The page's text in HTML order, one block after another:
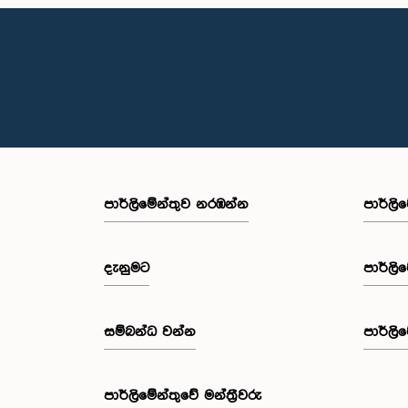
පාර්ලි‌මේන්තුව නරඹන්න
දැනුමට
සම්බන්ධ වන්න
පාර්ලි‌මේන්තුවේ මන්ත්‍රීවරු